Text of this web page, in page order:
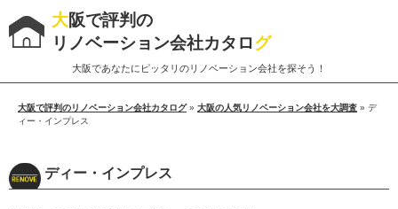
大阪で評判の
リノベーション会社カタログ
大阪であなたにピッタリのリノベーション会社を探そう！
大阪で評判のリノベーション会社カタログ» 大阪の人気リノベーション会社を大調査 » デ
ィー・インプレス
ディー・インプレス